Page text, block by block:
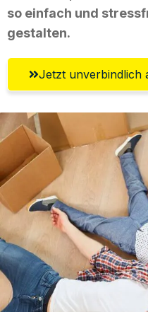
so einfach und
gestalten.
Jetzt unverbindlich